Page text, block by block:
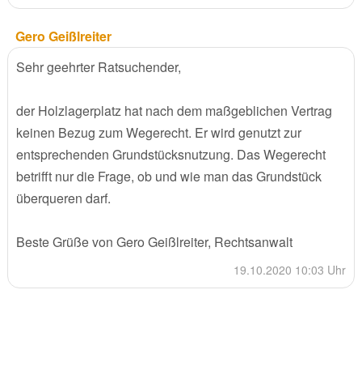
Gero Geißlreiter
Sehr geehrter Ratsuchender,
der Holzlagerplatz hat nach dem maßgeblichen Vertrag
keinen Bezug zum Wegerecht. Er wird genutzt zur
entsprechenden Grundstücksnutzung. Das Wegerecht
betrifft nur die Frage, ob und wie man das Grundstück
überqueren darf.
Beste Grüße von Gero Geißlreiter, Rechtsanwalt
19.10.2020 10:03 Uhr